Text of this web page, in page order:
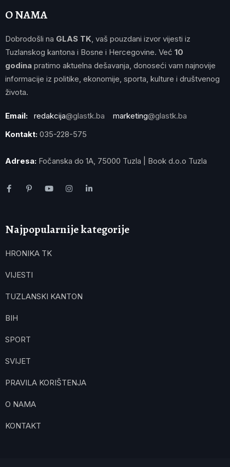
O NAMA
Dobrodošli na GLAS TK , vaš pouzdani izvor vijesti iz
Tuzlanskog kantona i Bosne i Hercegovine. Već 10
godina pratimo aktuelna dešavanja, donoseći vam najnovije
informacije iz politike, ekonomije, sporta, kulture i društvenog
života.
Email: redakcija@glastk.ba marketing@glastk.ba
Kontakt: 035-228-575
Adresa: Fočanska do 1A, 75000 Tuzla | Book d.o.o Tuzla
Najpopularnije kategorije
HRONIKA TK
VIJESTI
TUZLANSKI KANTON
BIH
SPORT
SVIJET
PRAVILA KORIŠTENJA
O NAMA
KONTAKT